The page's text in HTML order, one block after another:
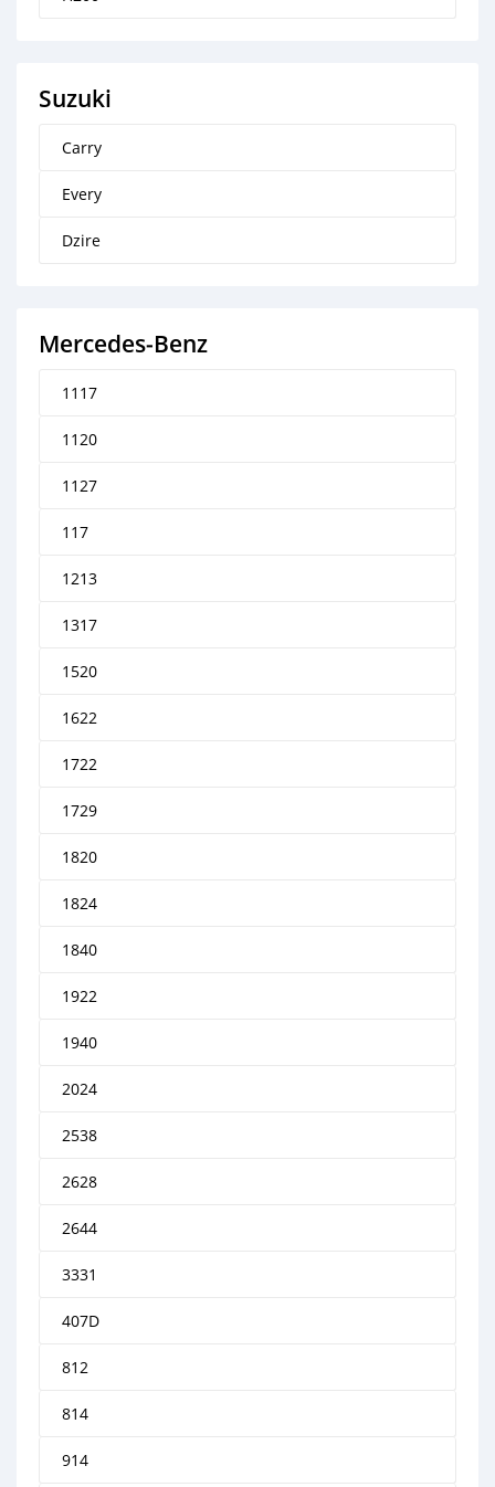
Suzuki
Carry
Every
Dzire
Mercedes‒Benz
1117
1120
1127
117
1213
1317
1520
1622
1722
1729
1820
1824
1840
1922
1940
2024
2538
2628
2644
3331
407D
812
814
914